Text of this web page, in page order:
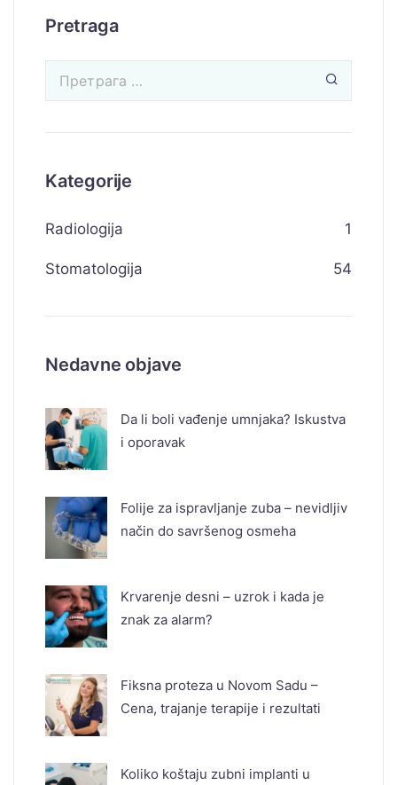
Pretraga
Kategorije
Radiologija 1
Stomatologija 54
Nedavne objave
Da li boli vađenje umnjaka? Iskustva
i oporavak
Folije za ispravljanje zuba – nevidljiv
način do savršenog osmeha
Krvarenje desni – uzrok i kada je
znak za alarm?
Fiksna proteza u Novom Sadu –
Cena, trajanje terapije i rezultati
Koliko koštaju zubni implanti u